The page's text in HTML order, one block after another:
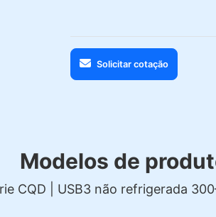
Solicitar cotação
Modelos de
CQD | USB3 não refrigerada